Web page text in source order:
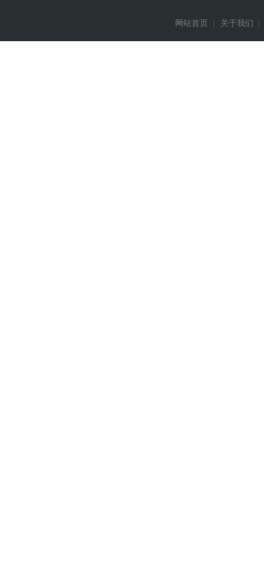
网站首页 关于我们